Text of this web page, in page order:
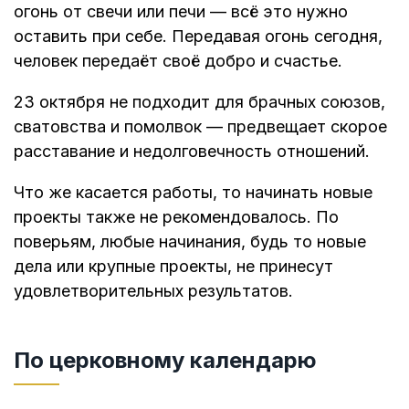
огонь от свечи или печи — всё это нужно
оставить при себе. Передавая огонь сегодня,
человек передаёт своё добро и счастье.
23 октября не подходит для брачных союзов,
сватовства и помолвок — предвещает скорое
расставание и недолговечность отношений.
Что же касается работы, то начинать новые
проекты также не рекомендовалось. По
поверьям, любые начинания, будь то новые
дела или крупные проекты, не принесут
удовлетворительных результатов.
По церковному календарю